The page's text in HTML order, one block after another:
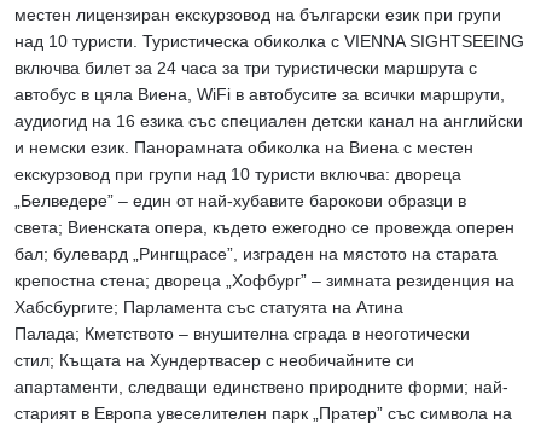
местен лицензиран екскурзовод на български език при групи
над 10 туристи. Туристическа обиколка с VIENNA SIGHTSEEING
включва билет за 24 часа за три туристически маршрута с
автобус в цяла Виена, WiFi в автобусите за всички маршрути,
aудиогид на 16 езика със специален детски канал на английски
и немски език. Панорамната обиколка на Виена с местен
екскурзовод при групи над 10 туристи включва: дворецa
„Белведере” – един от най-хубавите барокови образци в
света; Виенската опера, където ежегодно се провежда оперен
бал; булевард „Рингщрасе”, изграден на мястото на старата
крепостна стена; дворецa „Хофбург” – зимната резиденция на
Хабсбургите; Парламентa със статуята на Атина
Палада; Кметството – внушителна сграда в неоготически
стил; Къщата на Хундертвасер с необичайните си
апартаменти, следващи единствено природните форми; най-
старият в Европа увеселителен парк „Пратер” със символа на